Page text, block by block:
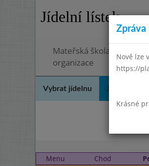
Jídelní lístek
Mateřská škola a
organizace
Vybrat jídelnu Jídelní lístek
Menu
Chod
Zpráva
Nově lze
https://
Krásné